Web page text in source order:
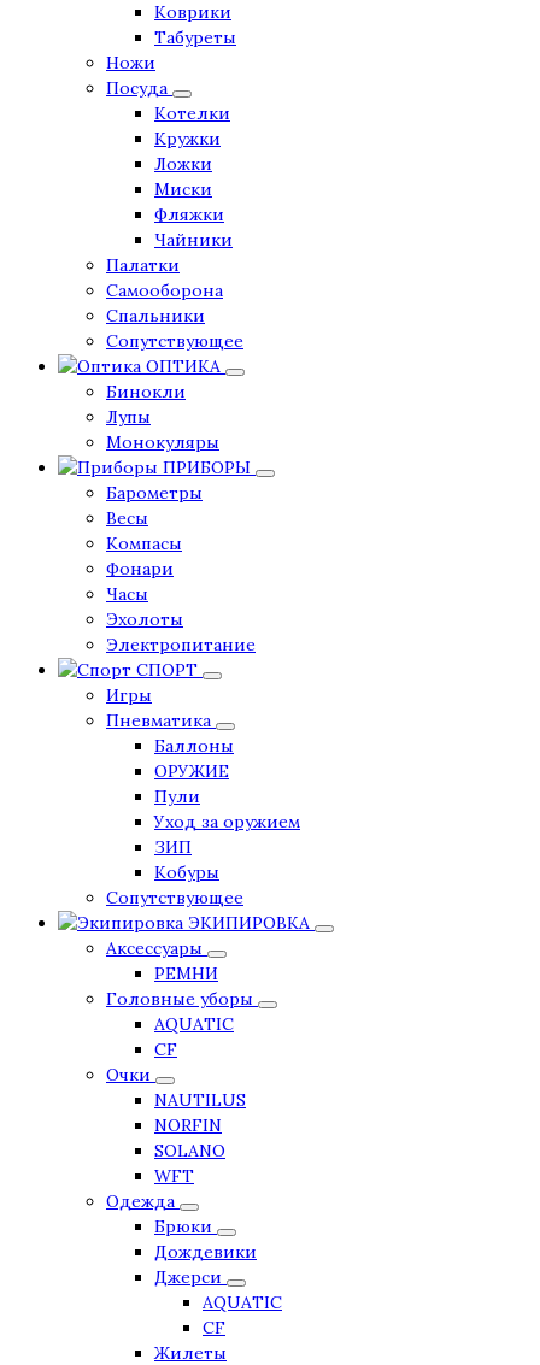
Коврики
Табуреты
Ножи
Посуда
Котелки
Кружки
Ложки
Миски
Фляжки
Чайники
Палатки
Самооборона
Спальники
Сопутствующее
ОПТИКА
Бинокли
Лупы
Монокуляры
ПРИБОРЫ
Барометры
Весы
Компасы
Фонари
Часы
Эхолоты
Электропитание
СПОРТ
Игры
Пневматика
Баллоны
ОРУЖИЕ
Пули
Уход за оружием
ЗИП
Кобуры
Сопутствующее
ЭКИПИРОВКА
Аксессуары
РЕМНИ
Головные уборы
AQUATIC
CF
Очки
NAUTILUS
NORFIN
SOLANO
WFT
Одежда
Брюки
Дождевики
Джерси
AQUATIC
CF
Жилеты